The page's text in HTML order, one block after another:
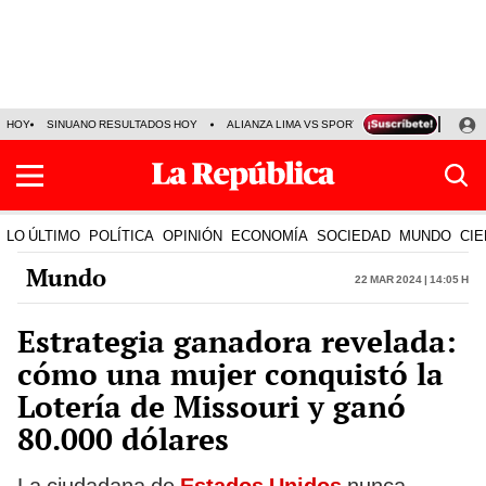
HOY SINUANO RESULTADOS HOY ALIANZA LIMA VS SPORT BOYS JORGE
LO ÚLTIMO POLÍTICA OPINIÓN ECONOMÍA SOCIEDAD MUNDO
Mundo 22 Mar 2024 | 14:05 h
Estrategia ganadora revelada:
cómo una mujer conquistó la
Lotería de Missouri y ganó
80.000 dólares